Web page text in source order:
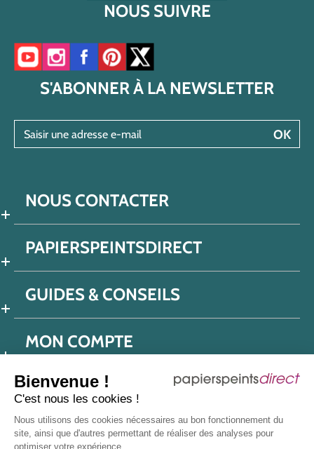
Bienvenue !
C'est nous les cookies !
Nous utilisons des cookies nécessaires au bon fonctionnement du
site, ainsi que d'autres permettant de réaliser des analyses pour
optimiser votre expérience.
NOUS SUIVRE
Accéder à notre chaîne YouTube
Accéder à notre compte Instagram
Accéder à notre page Facebook
Accéder à notre compte Pinterest
Accéder à notre compte Twitter/X
S'ABONNER À LA NEWSLETTER
OK
NOUS CONTACTER
PAPIERSPEINTSDIRECT
GUIDES & CONSEILS
MON COMPTE
Politique de confidentialité
Mentions légales